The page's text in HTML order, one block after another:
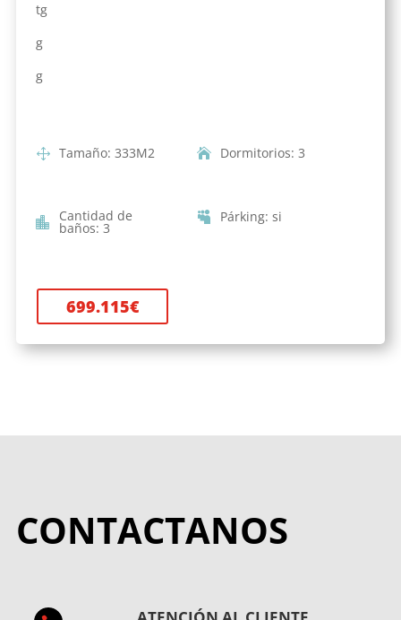
tg
g
g
Tamaño: 333M2 Dormitorios: 3
Cantidad de
baños: 3
Párking: si
699.115€
CONTACTANOS